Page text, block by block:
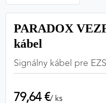
PARADOX
kábel
Signálny kábel pre
79,64 €/ ks
Tieto cookies sú
zabezpečiť jej plnú
PREFERENČNÉ